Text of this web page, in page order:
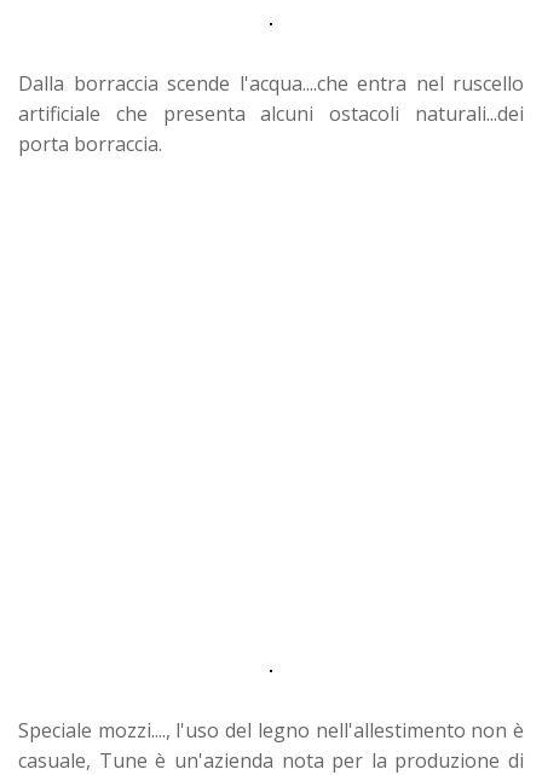
Dalla borraccia scende l'acqua....che entra nel ruscello
artificiale che presenta alcuni ostacoli naturali...dei
porta borraccia.
Speciale mozzi...., l'uso del legno nell'allestimento non è
casuale, Tune è un'azienda nota per la produzione di